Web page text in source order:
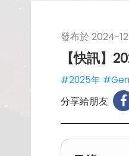
發布於 2024-
【快訊】
#2025年
分享給朋友